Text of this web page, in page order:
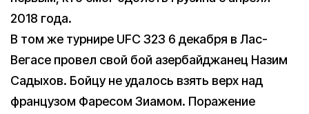
2018 года.
В том же турнире UFC 323 6 декабря в Лас-
Вегасе провел свой бой азербайджанец Назим
Садыхов. Бойцу не удалось взять верх над
французом Фаресом Зиамом. Поражение